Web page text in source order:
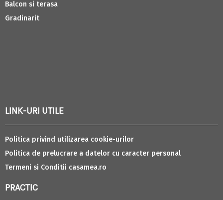
Balcon si terasa
Gradinarit
LINK-URI UTILE
Politica privind utilizarea cookie-urilor
Politica de prelucrare a datelor cu caracter personal
Termeni si Conditii casamea.ro
PRACTIC